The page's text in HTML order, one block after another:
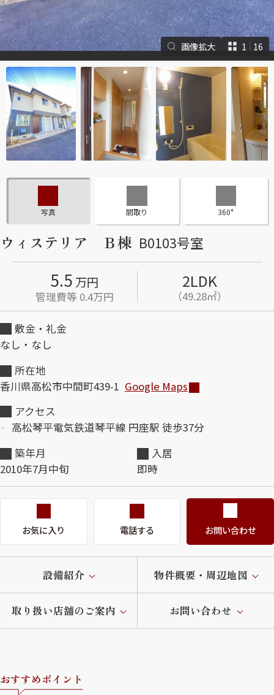
シャーメゾンとは
シャーメゾンセレクショ
ルームツアー 動画ギャラリー
シャーメゾンショップを探す
らくらく内見
シャーメゾンライフサポート
自立型サービス付き・シニア向け
シャーメゾンライフ CLUB
らくらくパートナー
らくらくプラチナ
画像拡大 1 16
写真 間取り 360°
ウィステリア Ｂ棟 B0103号室
5.5 万円
管理費等 0.4万円
2LDK
（49.28㎡）
敷金・礼金
なし・なし
所在地
香川県高松市中間町439-1 Google Maps
アクセス
高松琴平電気鉄道琴平線 円座駅 徒歩37分
築年月
2010年7月中旬
入居
即時
お気に入り 電話する お問い合わせ
設備紹介 物件概要・周辺地図
取り扱い店舗のご案内 お問い合わせ
おすすめポイント